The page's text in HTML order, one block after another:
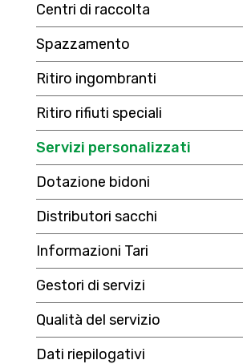
Centri di raccolta
Spazzamento
Ritiro ingombranti
Ritiro rifiuti speciali
Servizi personalizzati
Dotazione bidoni
Distributori sacchi
Informazioni Tari
Gestori di servizi
Qualità del servizio
Dati riepilogativi